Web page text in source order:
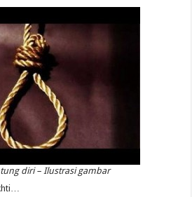
diri – Ilustrasi gambar